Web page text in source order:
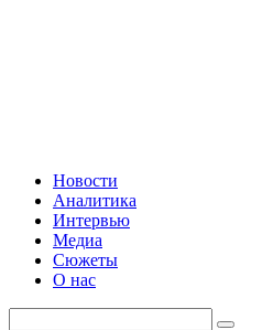
Новости
Аналитика
Интервью
Медиа
Сюжеты
О нас